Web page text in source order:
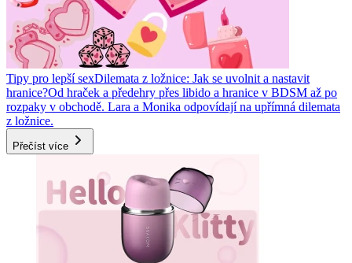
Tipy pro lepší sexDilemata z ložnice: Jak se uvolnit a nastavit
hranice?Od hraček a předehry přes libido a hranice v BDSM až po
rozpaky v obchodě. Lara a Monika odpovídají na upřímná dilemata
z ložnice.
Přečíst více